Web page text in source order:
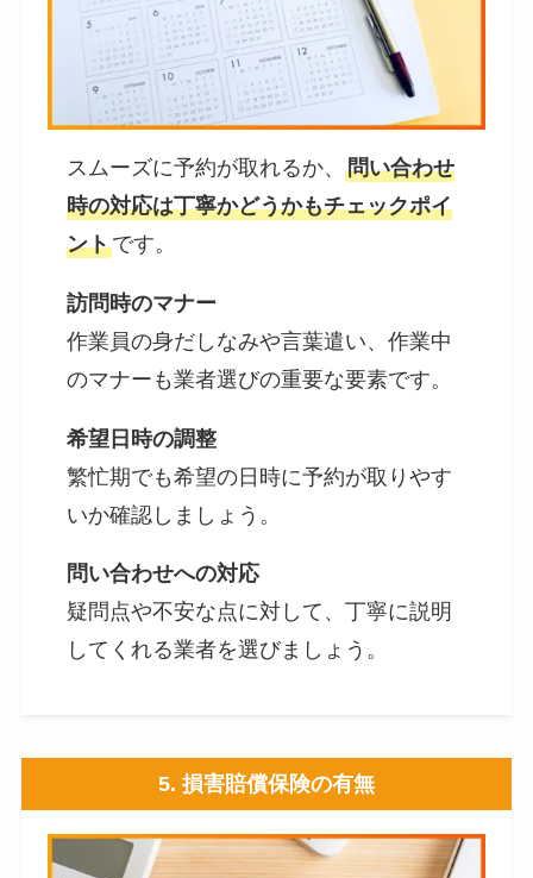
スムーズに予約が取れるか、問い合わせ
時の対応は丁寧かどうかもチェックポイ
ントです。
訪問時のマナー
作業員の身だしなみや言葉遣い、作業中
のマナーも業者選びの重要な要素です。
希望日時の調整
繁忙期でも希望の日時に予約が取りやす
いか確認しましょう。
問い合わせへの対応
疑問点や不安な点に対して、丁寧に説明
してくれる業者を選びましょう。
5. 損害賠償保険の有無